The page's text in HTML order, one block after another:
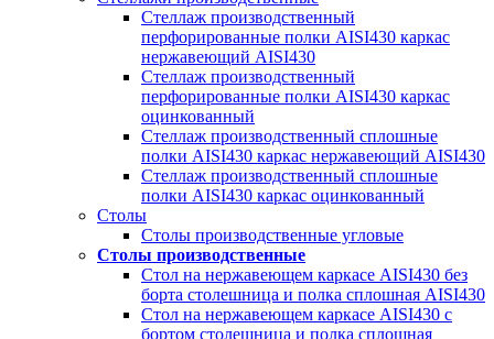
Стеллаж производственный
перфорированные полки AISI430 каркас
нержавеющий AISI430
Стеллаж производственный
перфорированные полки AISI430 каркас
оцинкованный
Стеллаж производственный сплошные
полки AISI430 каркас нержавеющий AISI430
Стеллаж производственный сплошные
полки AISI430 каркас оцинкованный
Столы
Столы производственные угловые
Столы производственные
Стол на нержавеющем каркасе AISI430 без
борта столешница и полка сплошная AISI430
Стол на нержавеющем каркасе AISI430 с
бортом столешница и полка сплошная